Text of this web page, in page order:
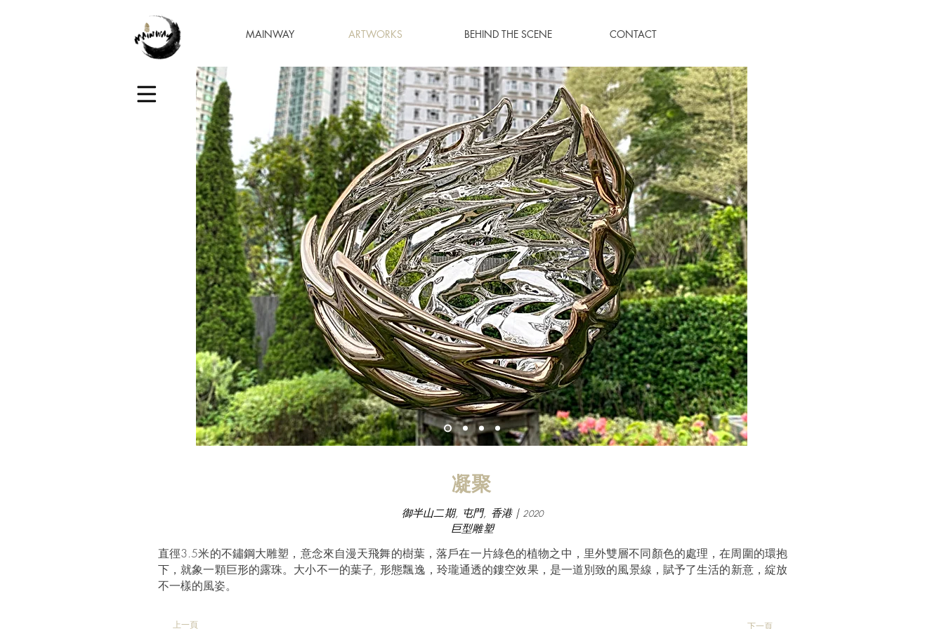
MAINWAY ARTWORKS BEHIND THE SCENE CONTACT
凝聚
御半山二期, 屯門, 香港 | 2020
巨型雕塑
直徑3.5米的不鏽鋼大雕塑，意念來自漫天飛舞的樹葉，落戶在一片綠色的植物之中，里外雙層不同顏色的處理，在周圍的環抱
下，就象一顆巨形的露珠。大小不一的葉子, 形態飄逸，玲瓏通透的鏤空效果，是一道別致的風景線，賦予了生活的新意，綻放
不一樣的風姿。
上一頁 下一頁